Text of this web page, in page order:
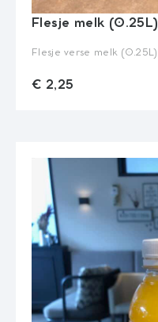
Flesje melk (0.25L)
Flesje verse melk (0.25L)
Quantity
€ 2,25